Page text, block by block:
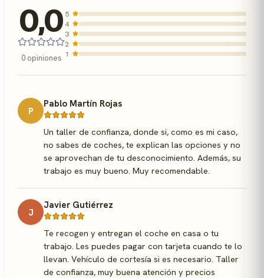
0,0
0 opiniones
5
4
3
2
1
P
Pablo Martín Rojas
Un taller de confianza, donde si, como es mi caso,
no sabes de coches, te explican las opciones y no
se aprovechan de tu desconocimiento. Además, su
trabajo es muy bueno. Muy recomendable.
J
Javier Gutiérrez
Te recogen y entregan el coche en casa o tu
trabajo. Les puedes pagar con tarjeta cuando te lo
llevan. Vehículo de cortesía si es necesario. Taller
de confianza, muy buena atención y precios